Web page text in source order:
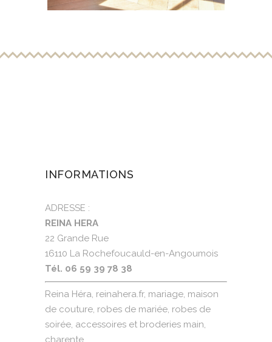
INFORMATIONS
ADRESSE :
REINA HERA
22 Grande Rue
16110 La Rochefoucauld-en-Angoumois
Tél. 06 59 39 78 38
Reina Héra, reinahera.fr, mariage, maison
de couture, robes de mariée, robes de
soirée, accessoires et broderies main,
charente